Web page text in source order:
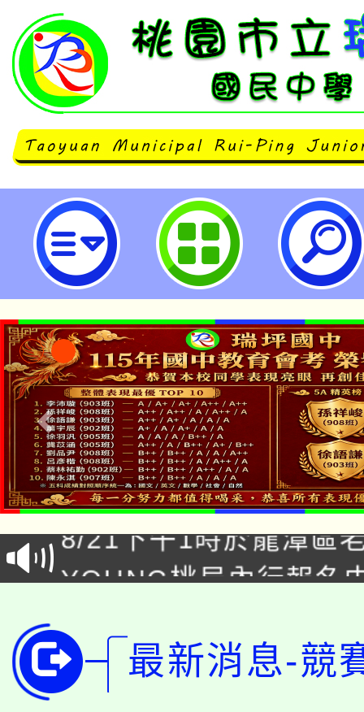
「114年教育部推動數位學習績優
市立瑞坪國民中學
「本色祭」8/29、30在
場熱烈登場!
徵才活動。
YOUNG桃局內行報名
開!
115年桃園市運動會8/
田徑場及游泳池舉行。
桃園市低收入戶享有免
最新消息-競